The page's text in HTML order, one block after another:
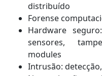
distribuído
Forense
Hardware
sensores,
modules
Intrusão: